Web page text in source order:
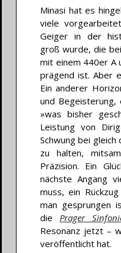
Minasi hat es
viele
Geiger in der
groß wurde, die
mit einem 440er A
prägend ist. Aber
Ein anderer
und Begeisterung,
»was bisher
Leistung von
Schwung bei gleich
zu halten,
Präzision. Ein
nächste Angang
muss, ein
man gesprungen
die Prager
Resonanz jetzt –
veröffentlicht hat.